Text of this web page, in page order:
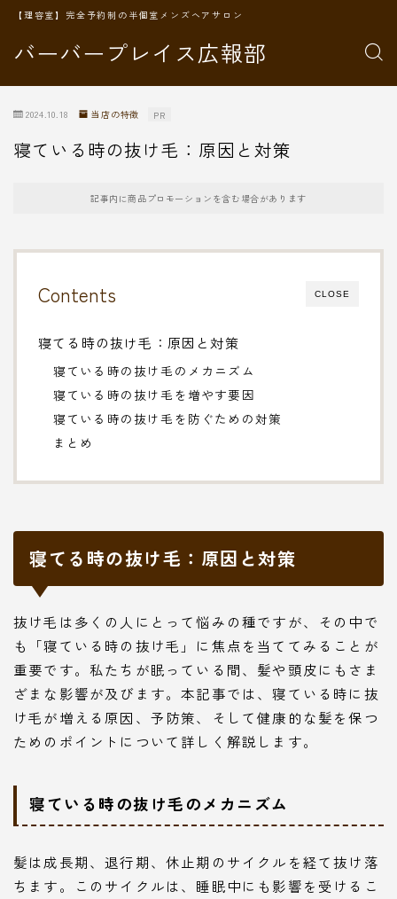
バーバープレイス広報部
【理容室】完全予約制の半個室メンズヘアサロン
2024.10.18 当店の特徴 PR
寝ている時の抜け毛：原因と対策
記事内に商品プロモーションを含む場合があります
CLOSE
Contents
寝てる時の抜け毛：原因と対策
寝ている時の抜け毛のメカニズム
寝ている時の抜け毛を増やす要因
寝ている時の抜け毛を防ぐための対策
まとめ
寝てる時の抜け毛：原因と対策
抜け毛は多くの人にとって悩みの種ですが、その中で
も「寝ている時の抜け毛」に焦点を当ててみることが
重要です。私たちが眠っている間、髪や頭皮にもさま
ざまな影響が及びます。本記事では、寝ている時に抜
け毛が増える原因、予防策、そして健康的な髪を保つ
ためのポイントについて詳しく解説します。
寝ている時の抜け毛のメカニズム
髪は成長期、退行期、休止期のサイクルを経て抜け落
ちます。このサイクルは、睡眠中にも影響を受けるこ